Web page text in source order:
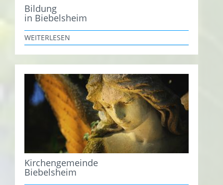
Bildung
in Biebelsheim
WEITERLESEN
Kirchengemeinde
Biebelsheim